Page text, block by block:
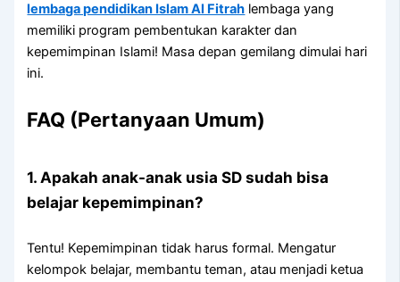
lembaga pendidikan Islam Al Fitrah lembaga yang
memiliki program pembentukan karakter dan
kepemimpinan Islami! Masa depan gemilang dimulai hari
ini.
FAQ (Pertanyaan Umum)
1. Apakah anak-anak usia SD sudah bisa
belajar kepemimpinan?
Tentu! Kepemimpinan tidak harus formal. Mengatur
kelompok belajar, membantu teman, atau menjadi ketua